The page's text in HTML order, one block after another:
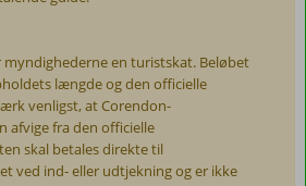
en turistskat. Beløbet
længde og den officielle
venligst, at Corendon-
afvige fra den officielle
skal betales direkte til
ved ind- eller udtjekning og er ikke